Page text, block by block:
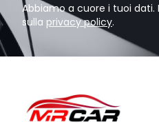
Abbiamo a cuore i tuoi dati.
sulla privacy policy.